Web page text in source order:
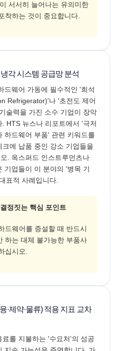
서서히 늘어나는 유의미한
착하는 것이 중요합니다.
각 시스템 공급망 분석
드웨어 가동에 필수적인 '희석
Refrigerator)'나 '초전도 제어
술력을 가진 소수 기업이 장악
. HTS 뉴스나 리포트에서 '극저
하드웨어 부품' 관련 키워드를
크에 납품 중인 강소 기업들을
. 옥스퍼드 인스트루먼츠나
기업들이 이 분야의 '병목 기
표적 사례입니다.
정짓는 핵심 포인트
드웨어를 증설할 때 반드시
하는 대체 불가능한 부품사
십시오.
·제약·물류) 적용 지표 교차
료를 지불하는 '수요처'의 성공